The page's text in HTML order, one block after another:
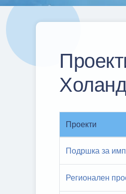
Проекти
Подршка за
Регионален